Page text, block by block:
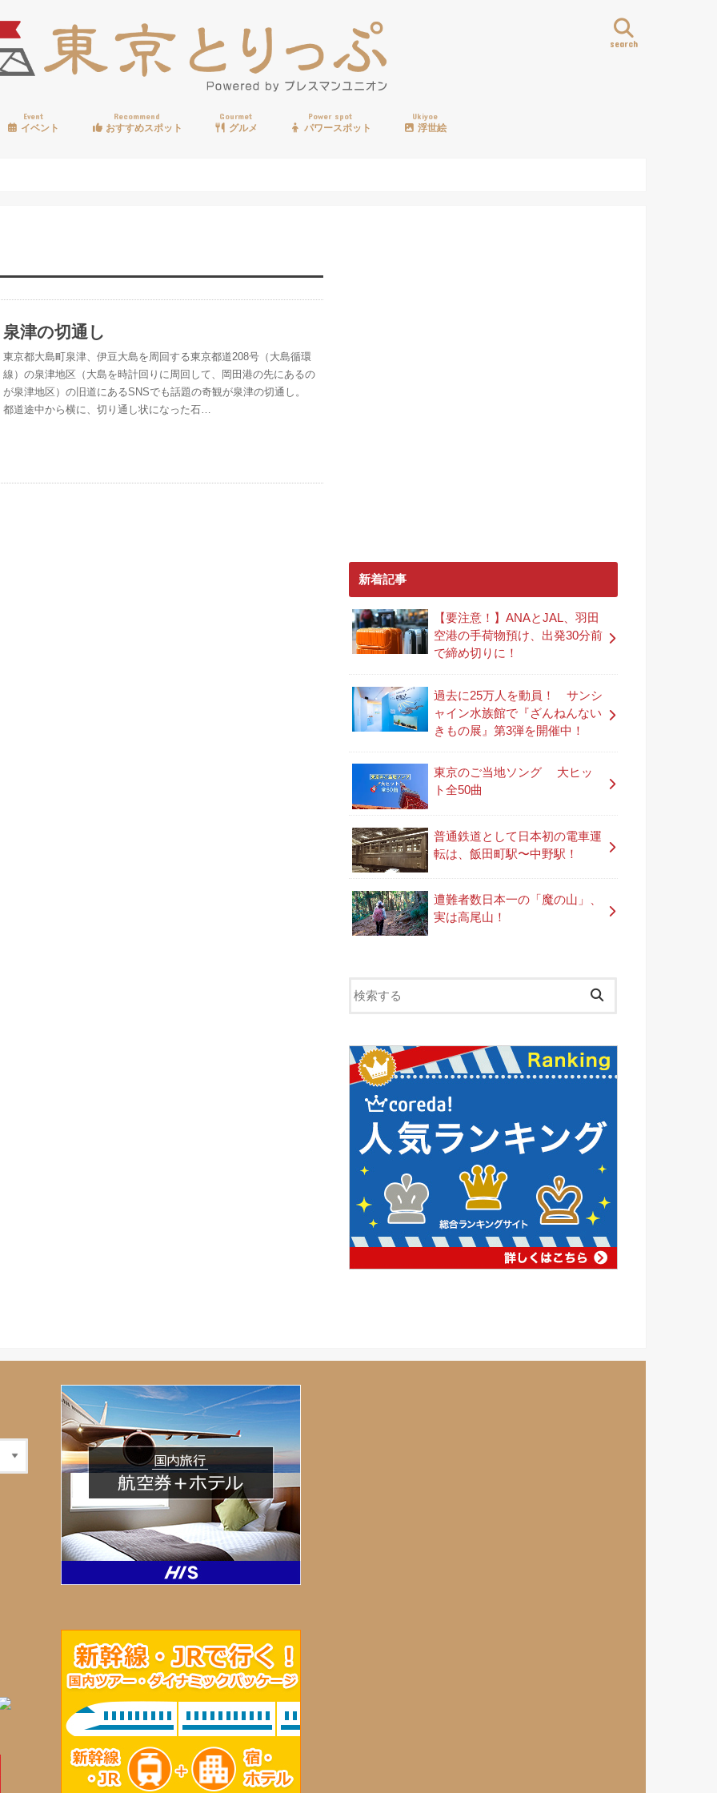
search
Event
イベント
Recommend
おすすめスポット
Gourmet
グルメ
Power spot
パワースポット
Ukiyoe
浮世絵
泉津の切通し
東京都大島町泉津、伊豆大島を周回する東京都道208号（大島循環
線）の泉津地区（大島を時計回りに周回して、岡田港の先にあるの
が泉津地区）の旧道にあるSNSでも話題の奇観が泉津の切通し。
都道途中から横に、切り通し状になった石…
新着記事
【要注意！】ANAとJAL、羽田
空港の手荷物預け、出発30分前
で締め切りに！
過去に25万人を動員！ サンシ
ャイン水族館で『ざんねんない
きもの展』第3弾を開催中！
東京のご当地ソング 大ヒッ
ト全50曲
普通鉄道として日本初の電車運
転は、飯田町駅〜中野駅！
遭難者数日本一の「魔の山」、
実は高尾山！